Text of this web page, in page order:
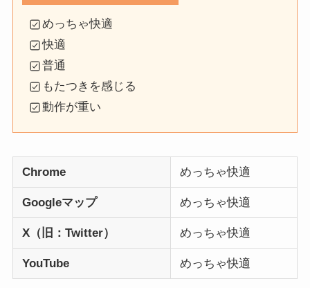
めっちゃ快適
快適
普通
もたつきを感じる
動作が重い
Chrome めっちゃ快適
Googleマップ めっちゃ快適
X（旧：Twitter） めっちゃ快適
YouTube めっちゃ快適